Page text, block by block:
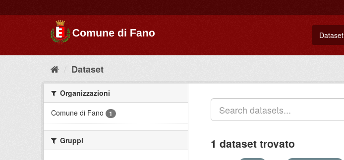
Dataset
Dataset
Organizzazioni
Comune di Fano
1
Gruppi 1 dataset trovato